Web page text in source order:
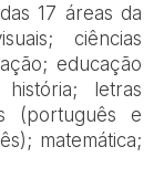
17 áreas da
ciências
educação
letras
(português e
matemática;